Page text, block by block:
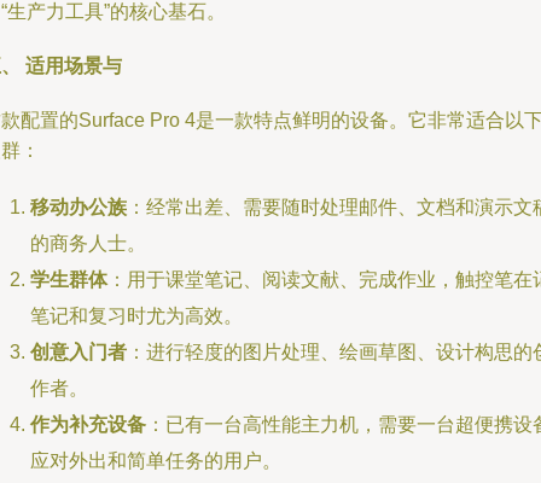
生产力工具”的核心基石。
适用场景与
配置的Surface Pro 4是一款特点鲜明的设备。它非常适合以
：
移动办公族 ：经常出差、需要随时处理邮件、文档和演示文
的商务人士。
学生群体：用于课堂笔记、阅读文献、完成作业，触控笔在
笔记和复习时尤为高效。
创意入门者 ：进行轻度的图片处理、绘画草图、设计构思的
作者。
作为补充设备 ：已有一台高性能主力机，需要一台超便携设
应对外出和简单任务的用户。